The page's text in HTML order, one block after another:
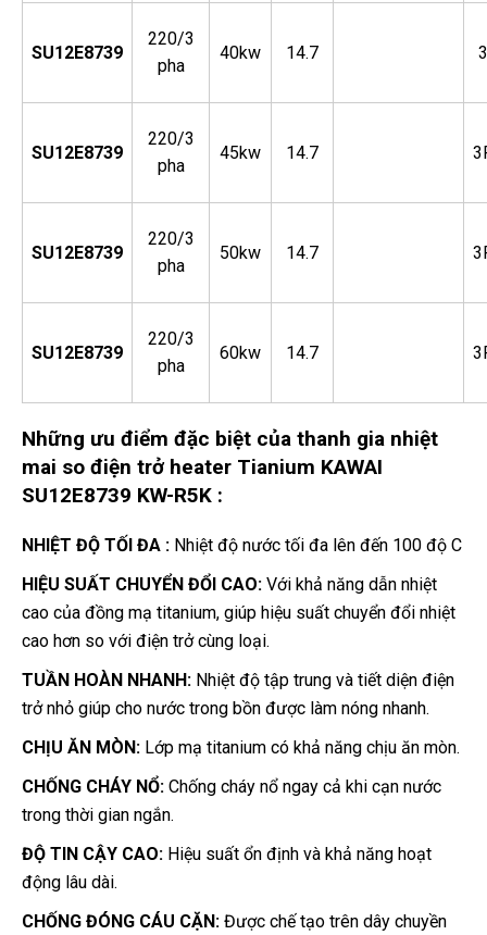
SU12E8739
220/3
pha
40kw 14.7
SU12E8739
220/3
pha
45kw 14.7
SU12E8739
220/3
pha
50kw 14.7
SU12E8739
220/3
pha
60kw 14.7
Những ưu điểm đặc biệt của thanh gia nhiệt
mai so điện trở heater Tianium KAWAI
SU12E8739 KW-R5K :
NHIỆT ĐỘ TỐI ĐA : Nhiệt độ nước tối đa lên đến 100 độ C
HIỆU SUẤT CHUYỂN ĐỔI CAO: Với khả năng dẫn nhiệt
cao của đồng mạ titanium, giúp hiệu suất chuyển đổi nhiệt
cao hơn so với điện trở cùng loại.
TUẦN HOÀN NHANH: Nhiệt độ tập trung và tiết diện điện
trở nhỏ giúp cho nước trong bồn được làm nóng nhanh.
CHỊU ĂN MÒN: Lớp mạ titanium có khả năng chịu ăn mòn.
CHỐNG CHÁY NỔ: Chống cháy nổ ngay cả khi cạn nước
trong thời gian ngắn.
ĐỘ TIN CẬY CAO: Hiệu suất ổn định và khả năng hoạt
động lâu dài.
CHỐNG ĐÓNG CÁU CẶN: Được chế tạo trên dây chuyền